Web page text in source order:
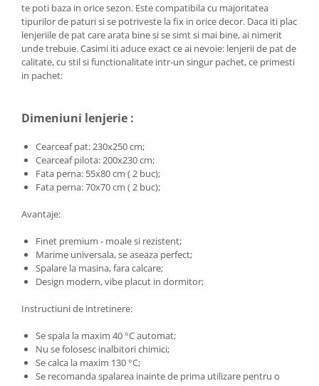
te poti baza in orice sezon. Este compatibila cu majoritatea
tipurilor de paturi si se potriveste la fix in orice decor. Daca iti plac
lenjeriile de pat care arata bine si se simt si mai bine, ai nimerit
unde trebuie. Casimi iti aduce exact ce ai nevoie: lenjerii de pat de
calitate, cu stil si functionalitate intr-un singur pachet, ce primesti
in pachet:
Dimeniuni lenjerie :
Cearceaf pat: 230x250 cm;
Cearceaf pilota: 200x230 cm;
Fata perna: 55x80 cm ( 2 buc);
Fata perna: 70x70 cm ( 2 buc);
Avantaje:
Finet premium - moale si rezistent;
Marime universala, se aseaza perfect;
Spalare la masina, fara calcare;
Design modern, vibe placut in dormitor;
Instructiuni de intretinere:
Se spala la maxim 40 °C automat;
Nu se folosesc inalbitori chimici;
Se calca la maxim 130 °C;
Se recomanda spalarea inainte de prima utilizare pentru o